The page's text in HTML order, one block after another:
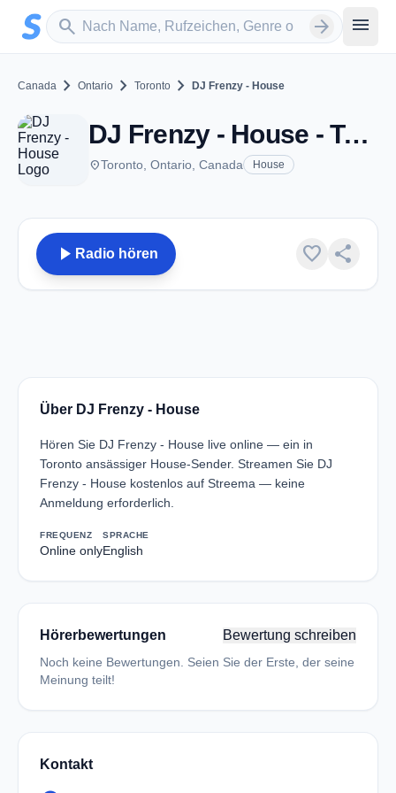
Zum Hauptinhalt springen
search
Sender suchen arrow_forward menu
Canada chevron_right Ontario chevron_right Toronto chevron_right DJ Frenzy - House
DJ Frenzy - House - Toronto, ON
placeToronto, Ontario, Canada House
play_arrow Radio hören favorite share
Über DJ Frenzy - House
Hören Sie DJ Frenzy - House live online — ein in
Toronto ansässiger House-Sender. Streamen Sie DJ
Frenzy - House kostenlos auf Streema — keine
Anmeldung erforderlich.
FREQUENZ
Online only
SPRACHE
English
Hörerbewertungen Bewertung schreiben
Noch keine Bewertungen. Seien Sie der Erste, der seine
Meinung teilt!
Kontakt